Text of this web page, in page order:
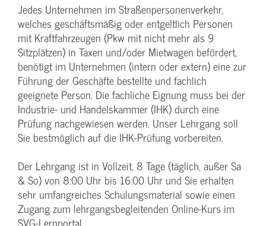
Jedes Unternehmen im Straßenpersonenverkehr,
welches geschäftsmäßig oder entgeltlich Personen
mit Kraftfahrzeugen (Pkw mit nicht mehr als 9
Sitzplätzen) in Taxen und/oder Mietwagen befördert,
benötigt im Unternehmen (intern oder extern) eine zur
Führung der Geschäfte bestellte und fachlich
geeignete Person. Die fachliche Eignung muss bei der
Industrie- und Handelskammer (IHK) durch eine
Prüfung nachgewiesen werden. Unser Lehrgang soll
Sie bestmöglich auf die IHK-Prüfung vorbereiten.
Der Lehrgang ist in Vollzeit, 8 Tage (täglich, außer Sa
& So) von 8:00 Uhr bis 16:00 Uhr und Sie erhalten
sehr umfangreiches Schulungsmaterial sowie einen
Zugang zum lehrgangsbegleitenden Online-Kurs im